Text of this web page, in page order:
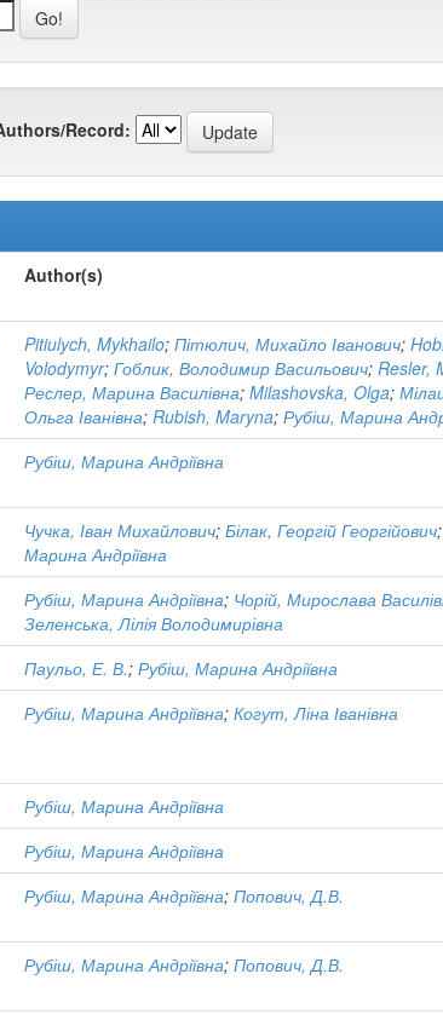
Record:
Author(s)
Pitiulych, Mykhailo; Пітюлич, Михайло Іванович;
Volodymyr; Гоблик, Володимир Васильович; Resler,
Реслер, Марина Василівна; Milashovska, Olga;
Ольга Іванівна; Rubish, Maryna; Рубіш, Марина
Рубіш, Марина Андріївна
Чучка, Іван Михайлович; Білак, Георгій Георгійович;
Марина Андріївна
Рубіш, Марина Андріївна; Чорій, Мирослава
Зеленська, Лілія Володимирівна
Паульо, Е. В.; Рубіш, Марина Андріївна
Рубіш, Марина Андріївна; Когут, Ліна Іванівна
Рубіш, Марина Андріївна
Рубіш, Марина Андріївна
Рубіш, Марина Андріївна; Попович, Д.В.
Рубіш, Марина Андріївна; Попович, Д.В.